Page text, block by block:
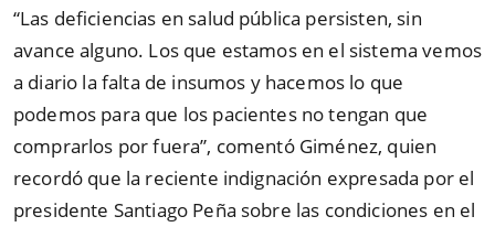
“Las deficiencias en salud pública persisten, sin
avance alguno. Los que estamos en el sistema vemos
a diario la falta de insumos y hacemos lo que
podemos para que los pacientes no tengan que
comprarlos por fuera”, comentó Giménez, quien
recordó que la reciente indignación expresada por el
presidente Santiago Peña sobre las condiciones en el